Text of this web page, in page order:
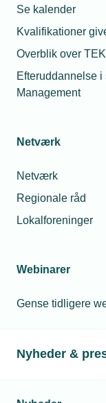
Se kalender
Kvalifikationer
Overblik over
Efteruddannelse
Management
Netværk
Netværk
Regionale råd
Lokalforeninger
Webinarer
Gense tidligere
Nyheder &
20.
En
alle
Paradigmeskifte